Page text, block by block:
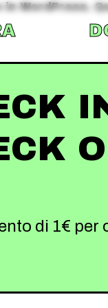
in WordPress.
di 1€ per